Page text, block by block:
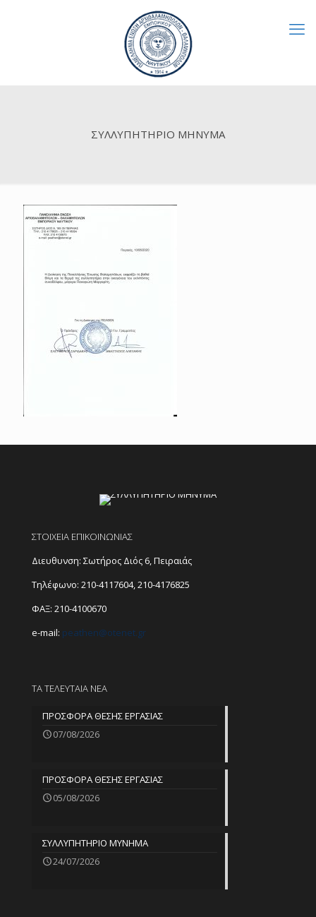
ΣΥΛΛΥΠΗΤΗΡΙΟ ΜΗΝΥΜΑ
ΣΤΟΙΧΕΙΑ ΕΠΙΚΟΙΝΩΝΙΑΣ
Διευθυνση: Σωτήρος Διός 6, Πειραιάς
Τηλέφωνο: 210-4117604,210-4176825
ΦΑΞ: 210-4100670
e-mail: peathen@otenet.gr
ΤΑ ΤΕΛΕΥΤΑΙΑ ΝΕΑ
ΠΡΟΣΦΟΡΑ ΘΕΣΗΣ ΕΡΓΑΣΙΑΣ
07/08/2026
ΠΡΟΣΦΟΡΑ ΘΕΣΗΣ ΕΡΓΑΣΙΑΣ
05/08/2026
ΣΥΛΛΥΠΗΤΗΡΙΟ ΜΥΝΗΜΑ
24/07/2026